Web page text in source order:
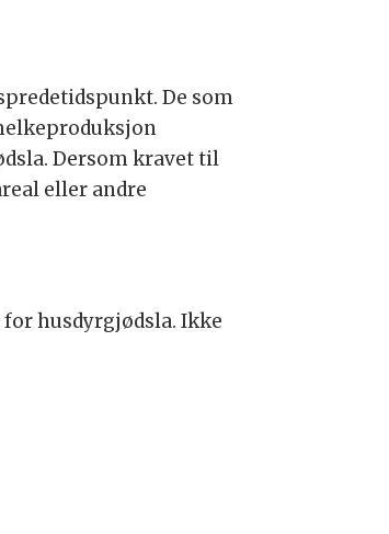
De som
Dersom kravet til
eller andre
husdyrgjødsla. Ikke